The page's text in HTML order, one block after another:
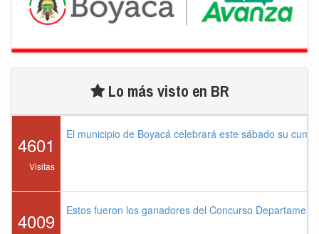
Lo más visto en BR
4601
Visitas
El municipio de Boyacá celebrará este sábado su
4009 Estos fueron los ganadores del Concurso